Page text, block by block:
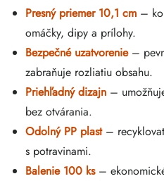
Presný priemer 10,1 cm –
omáčky, dipy a prílohy.
Bezpečné uzatvorenie–
zabraňuje rozliatiu obsahu.
Priehľadný dizajn –
bez otvárania.
Odolný PP plast–
s potravinami.
Balenie 100 ks–